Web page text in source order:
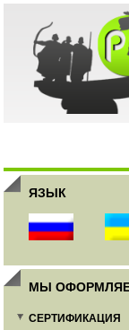
ЯЗЫК
МЫ
СЕРТИФИКАЦИЯ